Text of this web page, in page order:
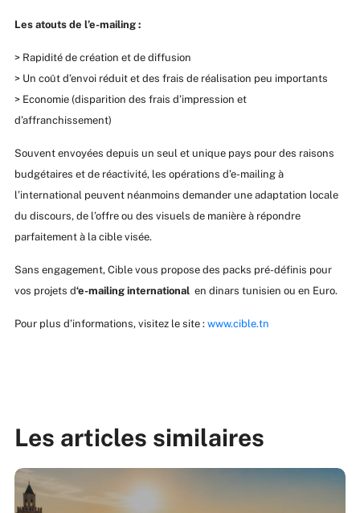
Les atouts de l’e-mailing :
> Rapidité de création et de diffusion
> Un coût d’envoi réduit et des frais de réalisation peu importants
> Economie (disparition des frais d’impression et
d’affranchissement)
Souvent envoyées depuis un seul et unique pays pour des raisons
budgétaires et de réactivité, les opérations d’e-mailing à
l’international peuvent néanmoins demander une adaptation locale
du discours, de l’offre ou des visuels de manière à répondre
parfaitement à la cible visée.
Sans engagement, Cible vous propose des packs pré-définis pour
vos projets d‘e-mailing international en dinars tunisien ou en Euro.
Pour plus d’informations, visitez le site : www.cible.tn
Les articles similaires